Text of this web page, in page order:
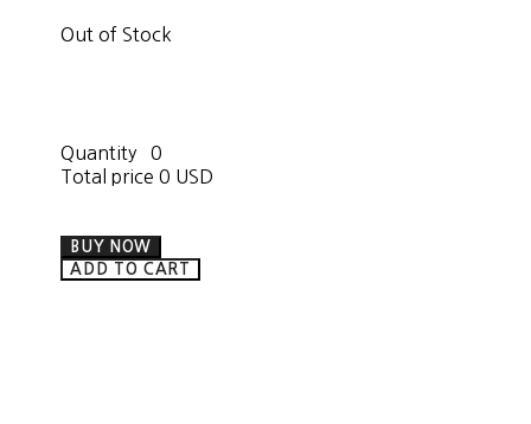
Out of Stock
Quantity
0
Total price 0 USD
BUY NOW
ADD TO CART